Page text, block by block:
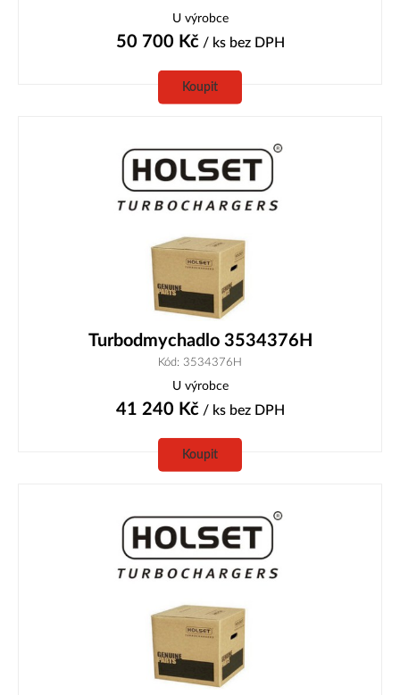
U výrobce
50 700 Kč/ ks bez DPH
Koupit
Turbodmychadlo 3534376H
Kód: 3534376H
U výrobce
41 240 Kč/ ks bez DPH
Koupit